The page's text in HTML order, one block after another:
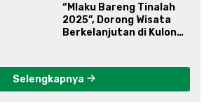
“Mlaku Bareng Tinalah
2025”, Dorong Wisata
Berkelanjutan di Kulon
Selengkapnya